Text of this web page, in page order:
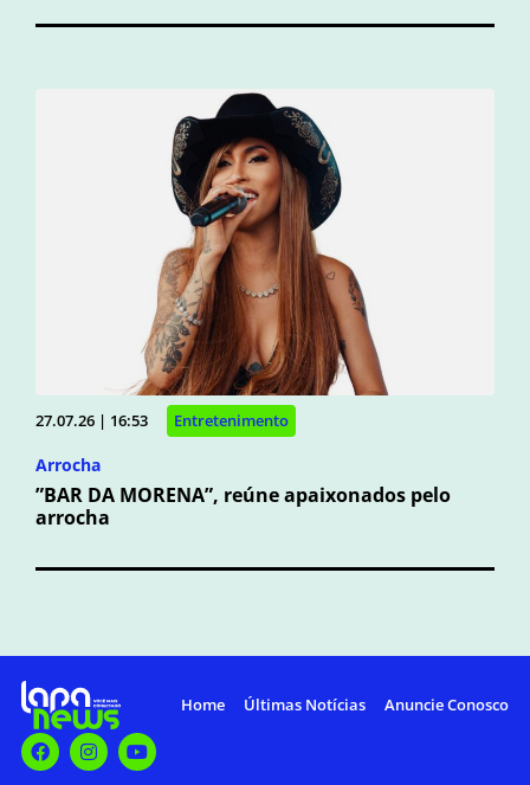
27.07.26 | 16:53 Entretenimento
Arrocha
”BAR DA MORENA”, reúne apaixonados pelo
arrocha
Home Últimas Notícias Anuncie Conosco